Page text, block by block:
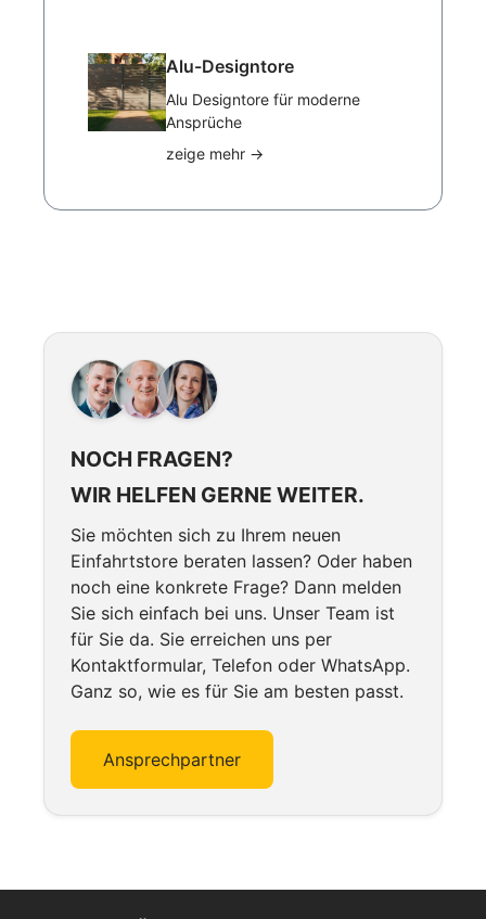
Alu-Designtore
Alu Designtore für moderne
Ansprüche
zeige mehr →
NOCH FRAGEN?
WIR HELFEN GERNE WEITER.
Sie möchten sich zu Ihrem neuen
Einfahrtstore beraten lassen? Oder haben
noch eine konkrete Frage? Dann melden
Sie sich einfach bei uns. Unser Team ist
für Sie da. Sie erreichen uns per
Kontaktformular, Telefon oder WhatsApp.
Ganz so, wie es für Sie am besten passt.
Ansprechpartner